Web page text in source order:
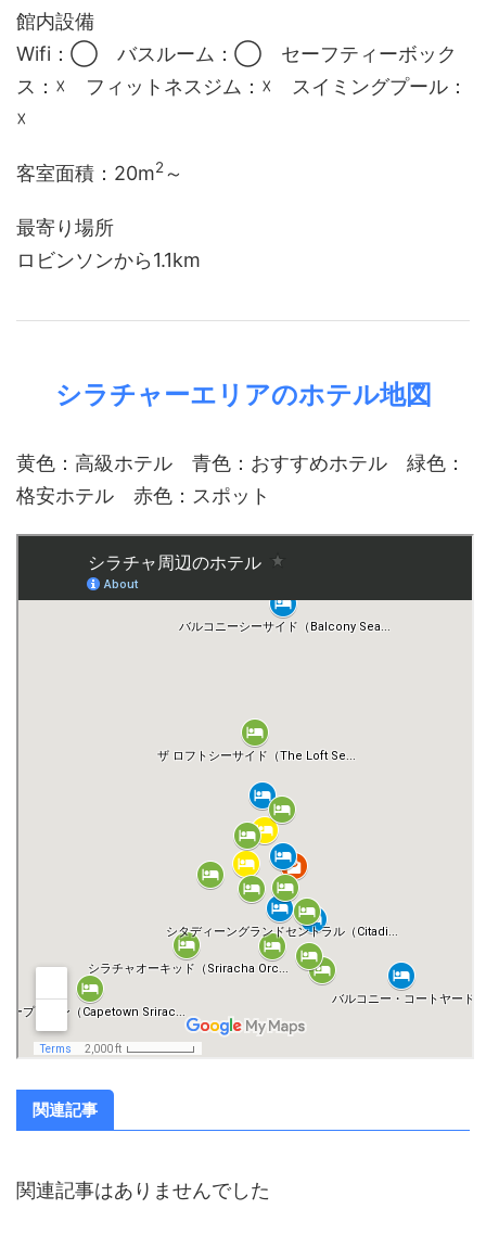
館内設備
Wifi：◯ バスルーム：◯ セーフティーボック
ス：☓ フィットネスジム：☓ スイミングプール：
☓
客室面積：20m2～
最寄り場所
ロビンソンから1.1km
シラチャーエリアのホテル地図
黄色：高級ホテル 青色：おすすめホテル 緑色：
格安ホテル 赤色：スポット
関連記事
関連記事はありませんでした